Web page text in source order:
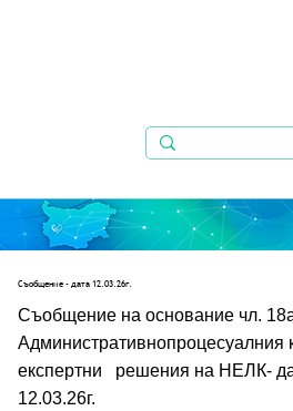
Съобщениe - дата 12.03.26г.
Съобщение на основание чл.
Административнопроцесуалния
експертни   решения на НЕЛК-
12.03.26г.